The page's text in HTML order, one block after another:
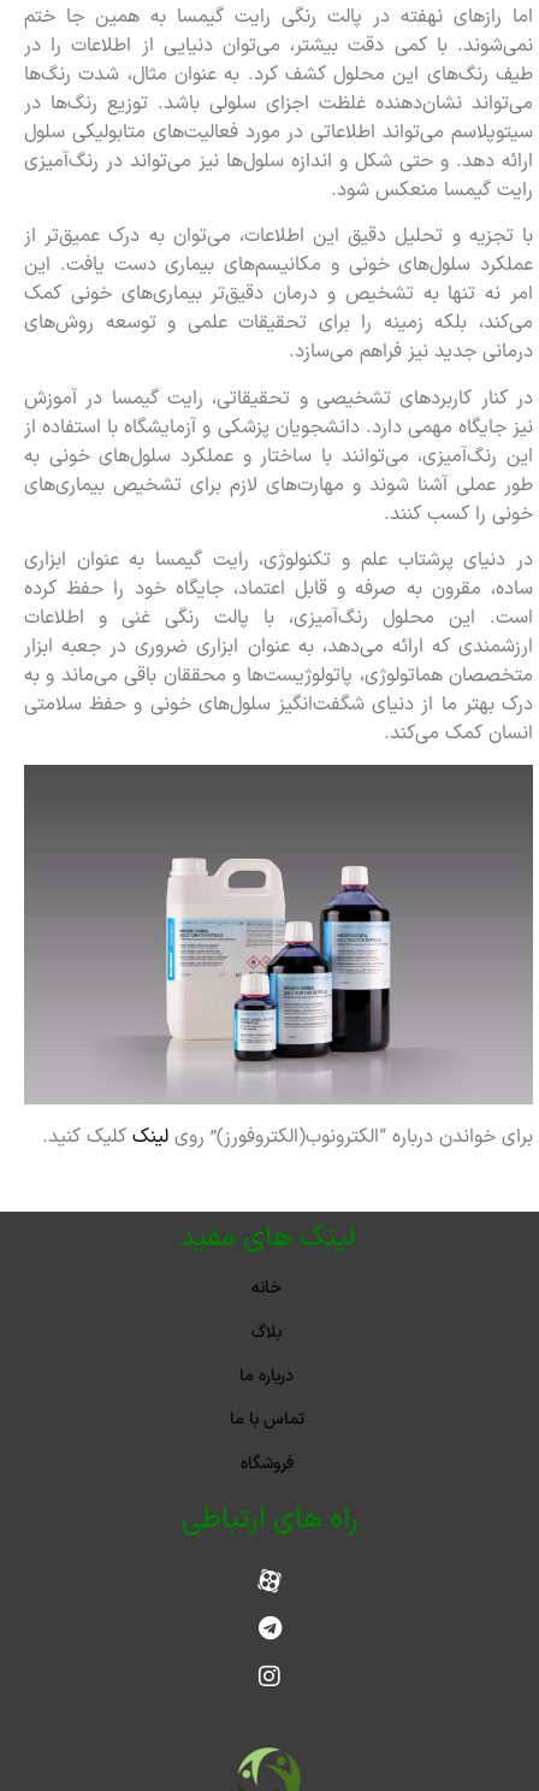
اما رازهای نهفته در پالت رنگی رایت گیمسا به همین جا ختم
نمی‌شوند. با کمی دقت بیشتر، می‌توان دنیایی از اطلاعات را در
طیف رنگ‌های این محلول کشف کرد. به عنوان مثال، شدت رنگ‌ها
می‌تواند نشان‌دهنده غلظت اجزای سلولی باشد. توزیع رنگ‌ها در
سیتوپلاسم می‌تواند اطلاعاتی در مورد فعالیت‌های متابولیکی سلول
ارائه دهد. و حتی شکل و اندازه سلول‌ها نیز می‌تواند در رنگ‌آمیزی
رایت گیمسا منعکس شود.
با تجزیه و تحلیل دقیق این اطلاعات، می‌توان به درک عمیق‌تر از
عملکرد سلول‌های خونی و مکانیسم‌های بیماری دست یافت. این
امر نه تنها به تشخیص و درمان دقیق‌تر بیماری‌های خونی کمک
می‌کند، بلکه زمینه را برای تحقیقات علمی و توسعه روش‌های
درمانی جدید نیز فراهم می‌سازد.
در کنار کاربردهای تشخیصی و تحقیقاتی، رایت گیمسا در آموزش
نیز جایگاه مهمی دارد. دانشجویان پزشکی و آزمایشگاه با استفاده از
این رنگ‌آمیزی، می‌توانند با ساختار و عملکرد سلول‌های خونی به
طور عملی آشنا شوند و مهارت‌های لازم برای تشخیص بیماری‌های
خونی را کسب کنند.
در دنیای پرشتاب علم و تکنولوژی، رایت گیمسا به عنوان ابزاری
ساده، مقرون به صرفه و قابل اعتماد، جایگاه خود را حفظ کرده
است. این محلول رنگ‌آمیزی، با پالت رنگی غنی و اطلاعات
ارزشمندی که ارائه می‌دهد، به عنوان ابزاری ضروری در جعبه ابزار
متخصصان هماتولوژی، پاتولوژیست‌ها و محققان باقی می‌ماند و به
درک بهتر ما از دنیای شگفت‌انگیز سلول‌های خونی و حفظ سلامتی
انسان کمک می‌کند.
برای خواندن درباره “الکترونوب(الکتروفورز)” روی لینک کلیک کنید.
لینک های مفید
خانه
بلاگ
درباره ما
تماس با ما
فروشگاه
راه های ارتباطی